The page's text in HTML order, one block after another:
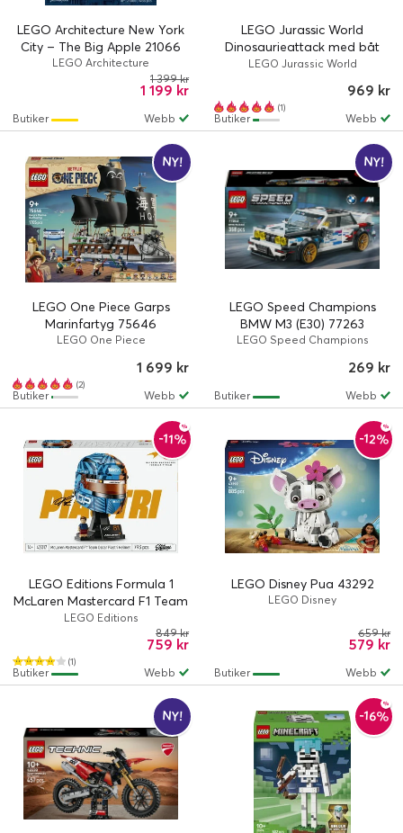
LEGO Architecture New York
City – The Big Apple 21066
LEGO Architecture
1 199 kr
1 399 kr
Webb
Butiker
LEGO Jurassic World
Dinosaurieattack med båt
och mosasaurus 77983
LEGO Jurassic World
(1)
969 kr
Webb
Butiker
NY!
LEGO One Piece Garps
Marinfartyg 75646
LEGO One Piece
(2)
1 699 kr
Webb
Butiker
NY!
LEGO Speed Champions
BMW M3 (E30) 77263
LEGO Speed Champions
269 kr
Webb
Butiker
-11%
LEGO Editions Formula 1
McLaren Mastercard F1 Team
Oscar Piastri hjälm 43017
LEGO Editions
(1)
759 kr
849 kr
Webb
Butiker
-12%
LEGO Disney Pua 43292
LEGO Disney
579 kr
659 kr
Webb
Butiker
NY! -16%